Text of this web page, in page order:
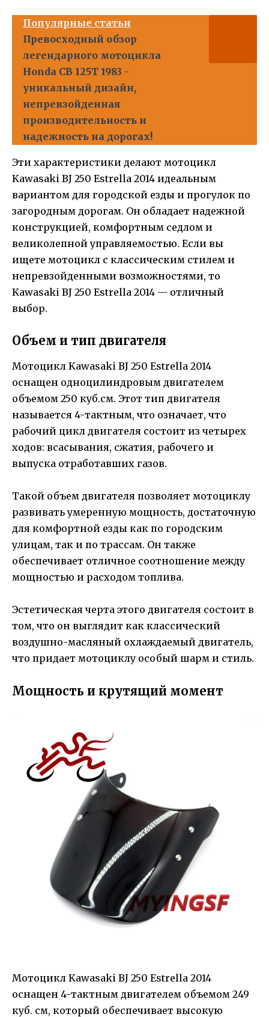
Популярные статьи
Превосходный обзор
легендарного мотоцикла
Honda CB 125T 1983 -
уникальный дизайн,
непревзойденная
производительность и
надежность на дорогах!
Эти характеристики делают мотоцикл
Kawasaki BJ 250 Estrella 2014 идеальным
вариантом для городской езды и прогулок по
загородным дорогам. Он обладает надежной
конструкцией, комфортным седлом и
великолепной управляемостью. Если вы
ищете мотоцикл с классическим стилем и
непревзойденными возможностями, то
Kawasaki BJ 250 Estrella 2014 — отличный
выбор.
Объем и тип двигателя
Мотоцикл Kawasaki BJ 250 Estrella 2014
оснащен одноцилиндровым двигателем
объемом 250 куб.см. Этот тип двигателя
называется 4-тактным, что означает, что
рабочий цикл двигателя состоит из четырех
ходов: всасывания, сжатия, рабочего и
выпуска отработавших газов.
Такой объем двигателя позволяет мотоциклу
развивать умеренную мощность, достаточную
для комфортной езды как по городским
улицам, так и по трассам. Он также
обеспечивает отличное соотношение между
мощностью и расходом топлива.
Эстетическая черта этого двигателя состоит в
том, что он выглядит как классический
воздушно-масляный охлаждаемый двигатель,
что придает мотоциклу особый шарм и стиль.
Мощность и крутящий момент
Мотоцикл Kawasaki BJ 250 Estrella 2014
оснащен 4-тактным двигателем объемом 249
куб. см, который обеспечивает высокую